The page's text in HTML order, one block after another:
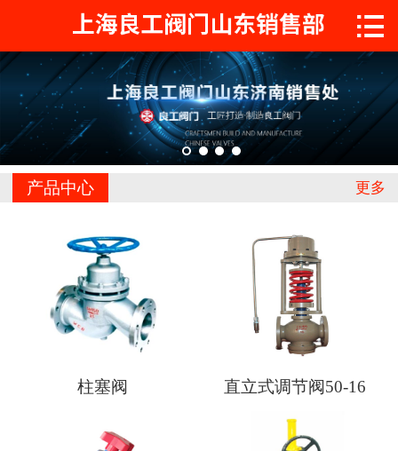
 首页
关于工良
产品中心
工程案例
联系我们

更多
产品中心
柱塞阀 直立式调节阀50-16